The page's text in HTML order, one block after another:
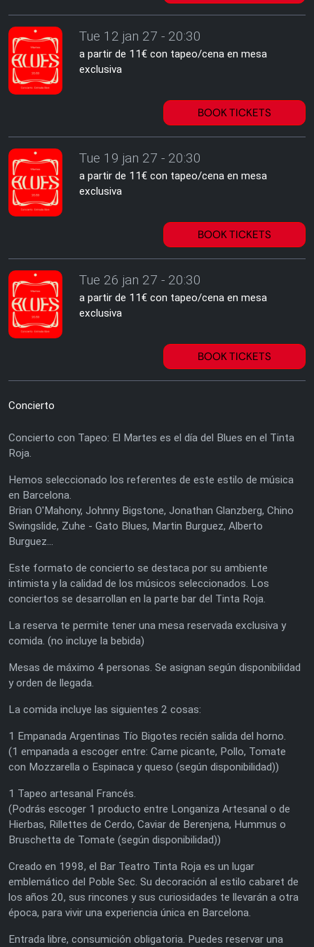
Tue 12 jan 27 - 20:30
a partir de 11€ con tapeo/cena en mesa
exclusiva
BOOK TICKETS
Tue 19 jan 27 - 20:30
a partir de 11€ con tapeo/cena en mesa
exclusiva
BOOK TICKETS
Tue 26 jan 27 - 20:30
a partir de 11€ con tapeo/cena en mesa
exclusiva
BOOK TICKETS
Concierto
Concierto con Tapeo: El Martes es el día del Blues en el Tinta
Roja.
Hemos seleccionado los referentes de este estilo de música
en Barcelona.
Brian O'Mahony, Johnny Bigstone, Jonathan Glanzberg, Chino
Swingslide, Zuhe - Gato Blues, Martin Burguez, Alberto
Burguez...
Este formato de concierto se destaca por su ambiente
intimista y la calidad de los músicos seleccionados. Los
conciertos se desarrollan en la parte bar del Tinta Roja.
La reserva te permite tener una mesa reservada exclusiva y
comida. (no incluye la bebida)
Mesas de máximo 4 personas. Se asignan según disponibilidad
y orden de llegada.
La comida incluye las siguientes 2 cosas:
1 Empanada Argentinas Tío Bigotes recién salida del horno.
(1 empanada a escoger entre: Carne picante, Pollo, Tomate
con Mozzarella o Espinaca y queso (según disponibilidad))
1 Tapeo artesanal Francés.
(Podrás escoger 1 producto entre Longaniza Artesanal o de
Hierbas, Rillettes de Cerdo, Caviar de Berenjena, Hummus o
Bruschetta de Tomate (según disponibilidad))
Creado en 1998, el Bar Teatro Tinta Roja es un lugar
emblemático del Poble Sec. Su decoración al estilo cabaret de
los años 20, sus rincones y sus curiosidades te llevarán a otra
época, para vivir una experiencia única en Barcelona.
Entrada libre, consumición obligatoria. Puedes reservar una